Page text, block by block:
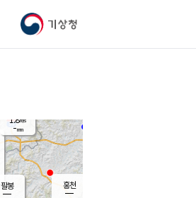
기상청
팔봉
홍천
1.8m/s
-mm